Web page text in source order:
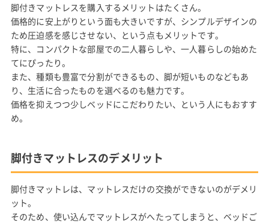
脚付きマットレスを購入するメリットはたくさん。
価格的に安上がりという面も大きいですが、シンプルデザインの
ため圧迫感を感じさせない、という点もメリットです。
特に、コンパクトな部屋での二人暮らしや、一人暮らしの始めた
てにぴったり。
また、種類も豊富で分割ができるもの、脚が短いものなどもあ
り、生活に合ったものを選べるのも魅力です。
価格を抑えつつ少しベッドにこだわりたい、という人にもおすす
め。
脚付きマットレスのデメリット
脚付きマットレは、マットレスだけの交換ができないのがデメリ
ット。
そのため、使い込んでマットレスがへたってしまうと、ベッドご